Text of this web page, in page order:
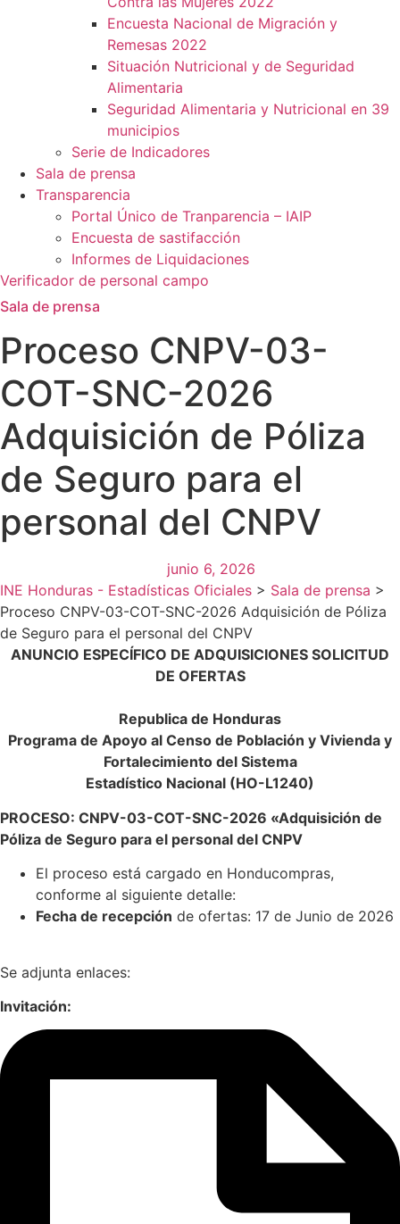
Encuesta Nacional de Migración y
Remesas 2022
Situación Nutricional y de Seguridad
Alimentaria
Seguridad Alimentaria y Nutricional en 39
municipios
Serie de Indicadores
Sala de prensa
Transparencia
Portal Único de Tranparencia – IAIP
Encuesta de sastifacción
Informes de Liquidaciones
Verificador de personal campo
Sala de prensa
Proceso CNPV-03-
COT-SNC-2026
Adquisición de Póliza
de Seguro para el
personal del CNPV
junio 6, 2026
INE Honduras - Estadísticas Oficiales > Sala de prensa >
Proceso CNPV-03-COT-SNC-2026 Adquisición de Póliza
de Seguro para el personal del CNPV
ANUNCIO ESPECÍFICO DE ADQUISICIONES SOLICITUD
DE OFERTAS
Republica de Honduras
Programa de Apoyo al Censo de Población y Vivienda y
Fortalecimiento del Sistema
Estadístico Nacional (HO-L1240)
PROCESO: CNPV-03-COT-SNC-2026 «Adquisición de
Póliza de Seguro para el personal del CNPV
El proceso está cargado en Honducompras,
conforme al siguiente detalle:
Fecha de recepción de ofertas: 17 de Junio de 2026
Se adjunta enlaces:
Invitación: